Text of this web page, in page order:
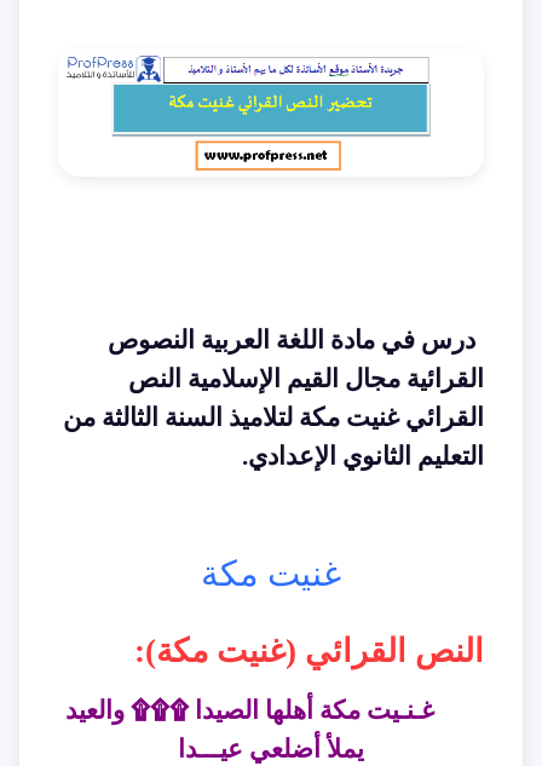
درس في مادة اللغة العربية النصوص
القرائية مجال القيم الإسلامية النص
القرائي غنيت مكة لتلاميذ السنة الثالثة من
التعليم الثانوي الإعدادي.
غنيت مكة
النص القرائي (غنيت مكة):
غـنـيت مكة أهلها الصيدا ۩۩۩ والعيد
يملأ أضلعي عيـــدا